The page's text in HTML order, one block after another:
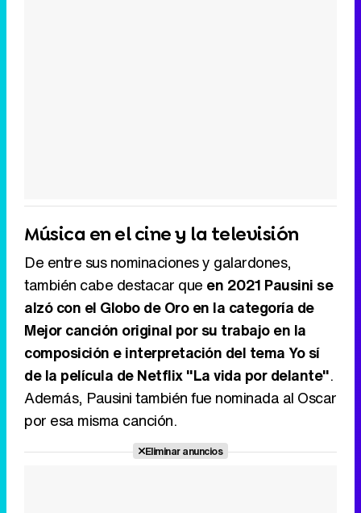
Música en el cine y la televisión
De entre sus nominaciones y galardones,
también cabe destacar que en 2021 Pausini se
alzó con el Globo de Oro en la categoría de
Mejor canción original por su trabajo en la
composición e interpretación del tema Yo sí
de la película de Netflix "La vida por delante".
Además, Pausini también fue nominada al Oscar
por esa misma canción.
Eliminar anuncios